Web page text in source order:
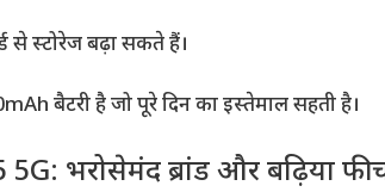
से स्टोरेज बढ़ा सकते हैं।
बैटरी है जो पूरे दिन का इस्तेमाल सहती है।
भरोसेमंद ब्रांड और बढ़िया